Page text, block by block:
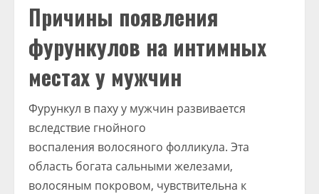
Причины появления
фурункулов на интимных
местах у мужчин
Фурункул в паху у мужчин развивается
вследствие гнойного
воспаления волосяного фолликула. Эта
область богата сальными железами,
волосяным покровом, чувствительна к